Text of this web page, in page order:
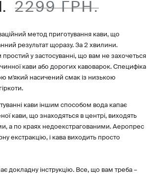
2299 ГРН.
метод приготування кави, що
результат щоразу. За 2 хвилини.
простий у застосуванні, що вам не захочеться
кави або дорогих кавоварок. Специфіка
м'який насичений смак із низькою
кави іншим способом вода капає
кави, що знаходяться в центрі, виходять
а по краях недоекстрагованими. Аеропрес
екстракцію, і кава виходить просто
докладну інструкцію. Все, що вам треба –